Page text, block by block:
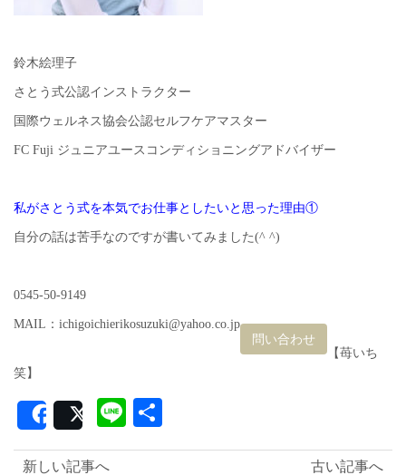
鈴木絵理子
さとう式公認インストラクター
国際ウェルネス協会公認セルフケアマスター
FC Fuji ジュニアユースコンディショニングアドバイザー
私がさとう式を本気でお仕事としたいと思った理由①
自分の話は苦手なのですが書いてみました(^ ^)
0545-50-9149
MAIL：ichigoichierikosuzuki@yahoo.co.jp
問い合わせ
【苺いち
笑】
SharePost Line
有
古い記事へ
新しい記事へ